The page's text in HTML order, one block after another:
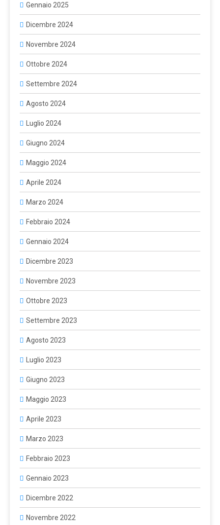
Gennaio 2025
Dicembre 2024
Novembre 2024
Ottobre 2024
Settembre 2024
Agosto 2024
Luglio 2024
Giugno 2024
Maggio 2024
Aprile 2024
Marzo 2024
Febbraio 2024
Gennaio 2024
Dicembre 2023
Novembre 2023
Ottobre 2023
Settembre 2023
Agosto 2023
Luglio 2023
Giugno 2023
Maggio 2023
Aprile 2023
Marzo 2023
Febbraio 2023
Gennaio 2023
Dicembre 2022
Novembre 2022